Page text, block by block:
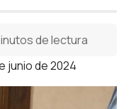
junio de 2024
de lectura